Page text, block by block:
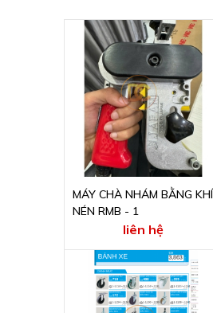
MÁY CHÀ NHÁM BẰNG KHÍ
NÉN RMB - 1
liên hệ